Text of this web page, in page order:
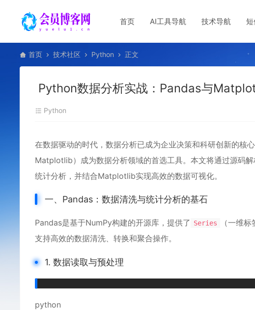
首页 AI工具导航 技术导航
首页 技术社区 Python 正文
Python数据分析实战：Pandas与
Python
在数据驱动的时代，数据分析已成为企业决策和科研创新的核
Matplotlib）成为数据分析领域的首选工具。本文将通过源码
统计分析，并结合Matplotlib实现高效的数据可视化。
一、Pandas：数据清洗与统计分析的基石
Pandas是基于NumPy构建的开源库，提供了 Series （一维
支持高效的数据清洗、转换和聚合操作。
1. 数据读取与预处理
python